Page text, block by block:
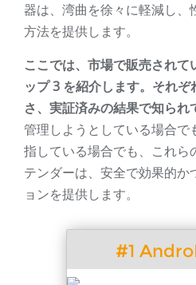
器は、湾曲を徐々に軽減し、
方法を提供します。
ここでは、市場で販売されて
ップ 3 を紹介します。それ
さ、実証済みの結果で知られ
管理しようとしている場合で
指している場合でも、これら
テンダーは、安全で効果的か
ョンを提供します。
#1